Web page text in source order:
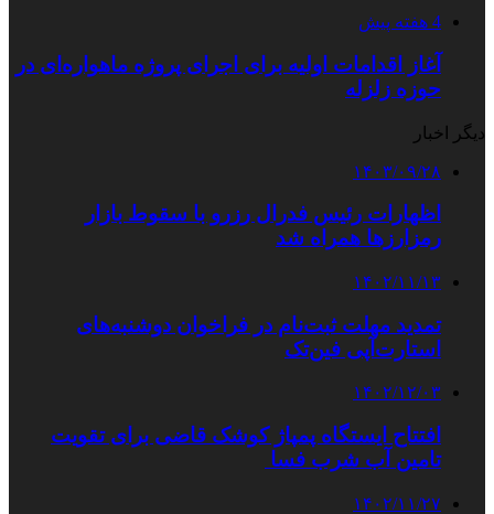
4 هفته پیش
آغاز اقدامات اولیه برای اجرای پروژه ماهواره‌ای در
حوزه زلزله
دیگر اخبار
۱۴۰۳/۰۹/۲۸
اظهارات رئیس فدرال رزرو با سقوط بازار
رمزارزها همراه شد
۱۴۰۲/۱۱/۱۳
تمدید مهلت ثبت‌نام در فراخوان دوشنبه‌های
استارت‌آپی فین‌تک
۱۴۰۲/۱۲/۰۳
افتتاح ایستگاه پمپاژ کوشک قاضی برای تقویت
تامین آب شرب فسا
۱۴۰۲/۱۱/۲۷